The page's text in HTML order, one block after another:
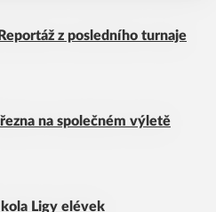
z posledního turnaje
na společném výletě
kola Ligy elévek